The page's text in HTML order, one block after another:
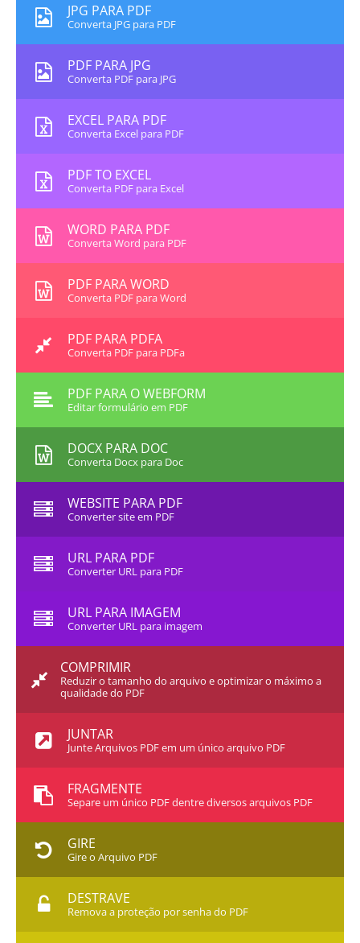
JPG PARA PDF
Converta JPG para PDF
PDF PARA JPG
Converta PDF para JPG
EXCEL PARA PDF
Converta Excel para PDF
PDF TO EXCEL
Converta PDF para Excel
WORD PARA PDF
Converta Word para PDF
PDF PARA WORD
Converta PDF para Word
PDF PARA PDFA
Converta PDF para PDFa
PDF PARA O WEBFORM
Editar formulário em PDF
DOCX PARA DOC
Converta Docx para Doc
WEBSITE PARA PDF
Converter site em PDF
URL PARA PDF
Converter URL para PDF
URL PARA IMAGEM
Converter URL para imagem
COMPRIMIR
Reduzir o tamanho do arquivo e optimizar o máximo a
qualidade do PDF
JUNTAR
Junte Arquivos PDF em um único arquivo PDF
FRAGMENTE
Separe um único PDF dentre diversos arquivos PDF
GIRE
Gire o Arquivo PDF
DESTRAVE
Remova a proteção por senha do PDF